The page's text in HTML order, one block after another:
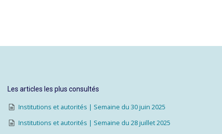
Les articles les plus consultés
Institutions et autorités | Semaine du 30 juin 2025
Institutions et autorités | Semaine du 28 juillet 2025